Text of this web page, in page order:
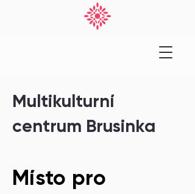
Multikulturní
centrum Brusinka
Místo pro